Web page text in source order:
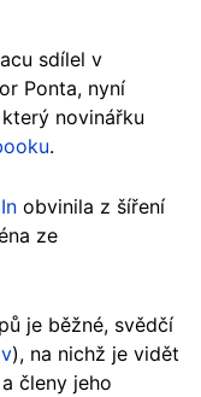
sdílel v
Ponta, nyní
novinářku
.
obvinila z šíření
ze
je běžné, svědčí
), na nichž je vidět
členy jeho